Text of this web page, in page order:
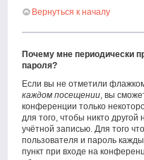
Вернуться к началу
Почему мне периодически
пароля?
Если вы не отметили
каждом посещении, вы
конференции только
для того, чтобы никто другой
учётной записью. Для того
пользователя и пароль
пункт при входе на